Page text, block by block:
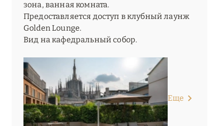
зона, ванная комната.
Предоставляется доступ в клубный лаунж
Golden Lounge.
Вид на кафедральный собор.
Еще